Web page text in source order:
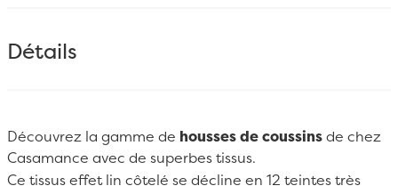
Détails
Découvrez la gamme de housses de coussins de chez
Casamance avec de superbes tissus.
Ce tissus effet lin côtelé se décline en 12 teintes très